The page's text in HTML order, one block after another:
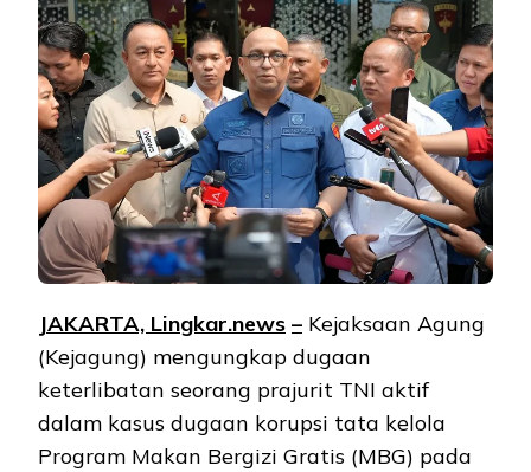
JAKARTA, Lingkar.news – Kejaksaan Agung
(Kejagung) mengungkap dugaan
keterlibatan seorang prajurit TNI aktif
dalam kasus dugaan korupsi tata kelola
Program Makan Bergizi Gratis (MBG) pada